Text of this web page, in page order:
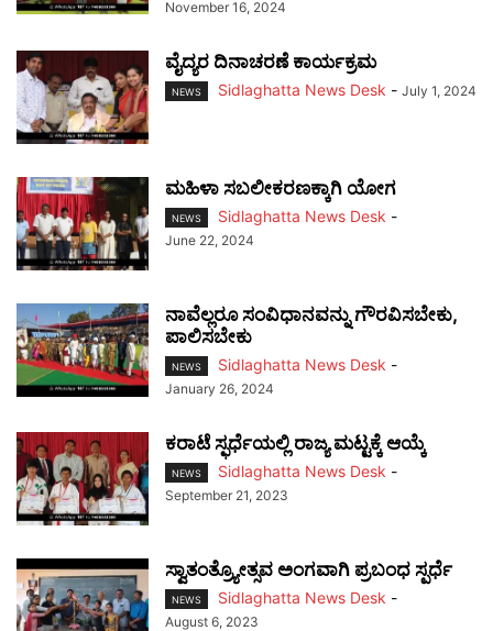
November 16, 2024
ವೈದ್ಯರ ದಿನಾಚರಣೆ ಕಾರ್ಯಕ್ರಮ
NEWS Sidlaghatta News Desk - July 1, 2024
ಮಹಿಳಾ ಸಬಲೀಕರಣಕ್ಕಾಗಿ ಯೋಗ
NEWS Sidlaghatta News Desk -
June 22, 2024
ನಾವೆಲ್ಲರೂ ಸಂವಿಧಾನವನ್ನು ಗೌರವಿಸಬೇಕು,
ಪಾಲಿಸಬೇಕು
NEWS Sidlaghatta News Desk -
January 26, 2024
ಕರಾಟೆ ಸ್ಫರ್ಧೆಯಲ್ಲಿ ರಾಜ್ಯ ಮಟ್ಟಕ್ಕೆ ಆಯ್ಕೆ
NEWS Sidlaghatta News Desk -
September 21, 2023
ಸ್ವಾತಂತ್ರ್ಯೋತ್ಸವ ಅಂಗವಾಗಿ ಪ್ರಬಂಧ ಸ್ಪರ್ಧೆ
NEWS Sidlaghatta News Desk -
August 6, 2023